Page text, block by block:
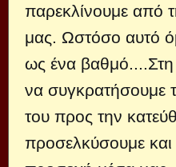
παρεκλίνουμε από
μας. Ωστόσο αυτό
ως ένα βαθμό....Στη
να συγκρατήσουμε
του προς την
προσελκύσουμε